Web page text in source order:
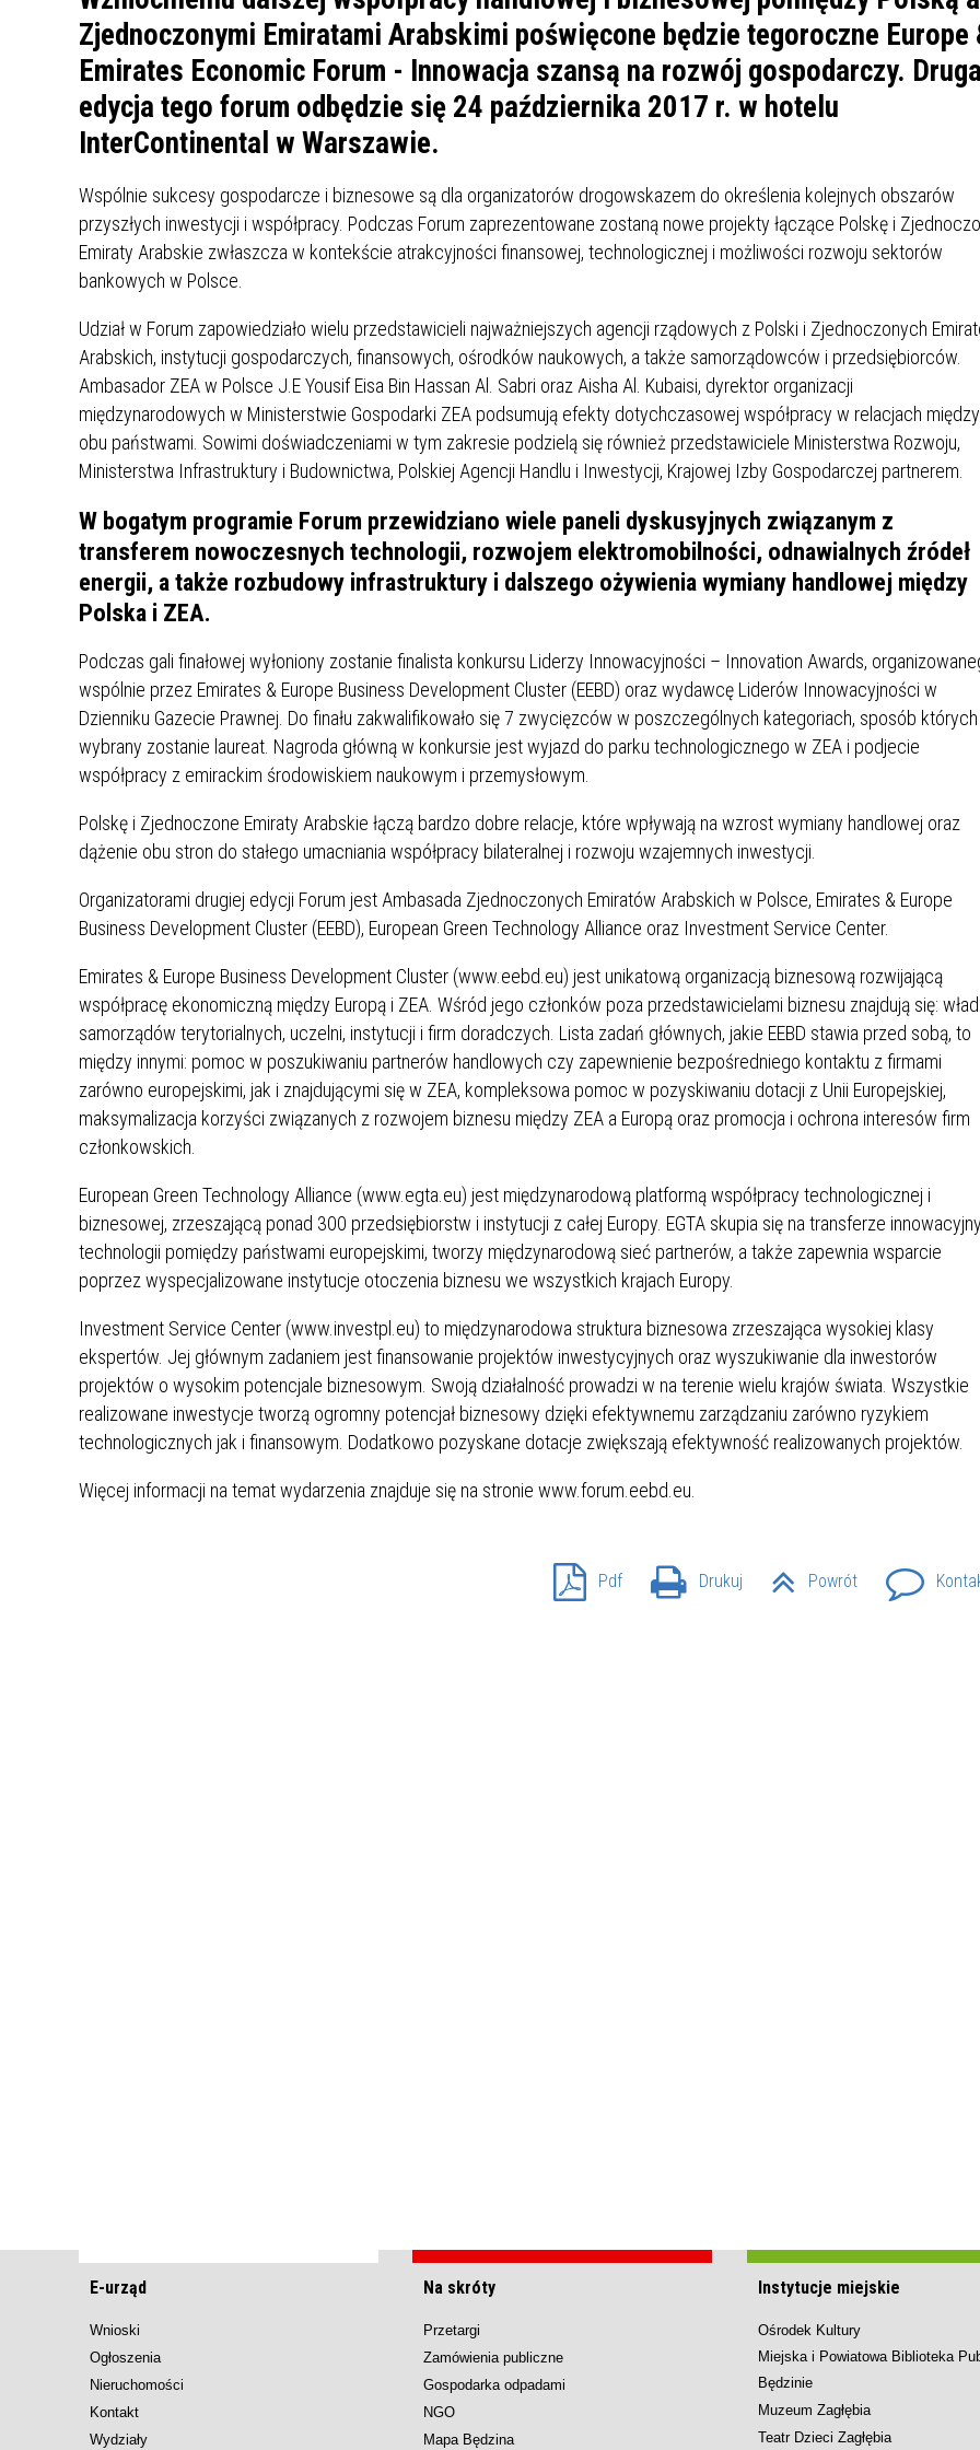
KARTA DUŻEJ RODZINY OFERTY PRACY
PROGRAM WSPARCIA
3+ GÓRĄ!"
AKTYWIZACJA SPOŁECZNO–
ZAWODOWA OSÓB
PLAN OGÓLNY BĘDZIŃSKA KARTA SENIORA
PODATKI LOKALNE –
PODSTAWOWE INFORMACJE,
STAWKI I FORMULARZE
KAMPANIA EDUKACYJNO-
EKOLOGICZNA W RAMACH
PROJEKTU ZAGŁĘBIOWSKI PARK
REJESTR DANYCH
KONTAKTOWYCH (RDK)
INFORMACJE ZUS INFORMACJE MOPS BĘDZIN INFORMACJE ARIMR
INFORMACJE KRUS URZĄD SKARBOWY
INFORMACJE DOTYCZĄCE
TRANSPLANTACJI
SZANSA – FORMY AKTYWNEGO
WSPARCIA OBSZARU
ZREWITALIZOWANEGO
MŁODZIEŻOWA RADA MIASTA
BĘDZINA
WYKAZ ZWIERZĄT
Z TERENU MIASTA
SPORTOWCA
ALKOHOLU
WYGLĄDA PRACA W NGO?
PORADY OD PRACA.PL
PROJEKT EKOLIDERKI
WZMOCNIENIE PROCESU
SPRAWIEDLIWEJ TRANSFORMACJI
ŚLĄSKA
PRACA W WOJSKU JAKO
INFORMATYK – JAK ZOSTAĆ?
WYMAGANIA, ZAROBKI
BEZPŁATNY PORADNIK DLA
„METROPOLIA. PRZEZ PRYZMAT
WODY”
KONKURSU O NAGRODĘ
PRZEWODNICZĄCEGO KOMISJI
NAJLEPSZĄ PRACĘ DOKTORSKĄ Z
ZAKRESU RYNKU FINANSOWEGO
CENTRUM ZARZĄDZANIA
RUCHEM
WAŻNA INFORMACJA - DOT.
PRZEPROWADZENIA OCENY
RYZYKA WEWNĘTRZNEGO
SYSTEMU WODOCIĄGOWEGO
UCZNIÓW
DLA WYRÓŻNIAJĄCYCH SIĘ
UCZNIÓW
AWANS ZAWODOWY NAUCZYCIELI
ZAKŁADANIE PLACÓWEK
NIEPUBLICZNYCH
DOFINANSOWANIE
KSZTAŁCENIA
STYPENDIUM MIASTA BĘDZINA
PAŃSTWOWA SZKOŁA MUZYCZNA
I ST. IM. FRYDERYKA CHOPINA
ZADANIA DOFINANSOWANE
BUDŻETU PAŃSTWA
DOTACJE DLA NIEPUBLICZNYCH
SZKÓŁ I PRZEDSZKOLI W
BĘDZINIE
MIĘDZYZAKŁADOWA KASA
PRACOWNIKÓW OŚWIATY
DOFINANSOWANIE
FUNDUSZU OCHRONY
ŚRODOWISKA I GOSPODARKI
WODNEJ W KATOWICACH
POMOC ZDROWOTNA DLA
NAUCZYCIELI
„PRZYJAZNA SZKOŁA” RZĄDOWY
PROGRAM WYRÓWNYWANIA
SZANS EDUKACYJNYCH DZIECI I
W LATACH 2025-2027
KONKURSY NA STANOWISKO
DYREKTORA
Zjednoczonymi Emiratami Arabskimi poświęcone będzie tegoroczne Europe
Emirates Economic Forum - Innowacja szansą na rozwój gospodarczy. Druga
edycja tego forum odbędzie się 24 października 2017 r. w hotelu
InterContinental w Warszawie.
Wspólnie sukcesy gospodarcze i biznesowe są dla organizatorów drogowskazem do określenia kolejnych obszarów
przyszłych inwestycji i współpracy. Podczas Forum zaprezentowane zostaną nowe projekty łączące Polskę i
Emiraty Arabskie zwłaszcza w kontekście atrakcyjności finansowej, technologicznej i możliwości rozwoju sektorów
bankowych w Polsce.
Udział w Forum zapowiedziało wielu przedstawicieli najważniejszych agencji rządowych z Polski i Zjednoczonych
Arabskich, instytucji gospodarczych, finansowych, ośrodków naukowych, a także samorządowców i przedsiębiorców.
Ambasador ZEA w Polsce J.E Yousif Eisa Bin Hassan Al. Sabri oraz Aisha Al. Kubaisi, dyrektor organizacji
międzynarodowych w Ministerstwie Gospodarki ZEA podsumują efekty dotychczasowej współpracy w relacjach między
obu państwami. Sowimi doświadczeniami w tym zakresie podzielą się również przedstawiciele Ministerstwa Rozwoju,
Ministerstwa Infrastruktury i Budownictwa, Polskiej Agencji Handlu i Inwestycji, Krajowej Izby Gospodarczej partnerem.
W bogatym programie Forum przewidziano wiele paneli dyskusyjnych związanym z
transferem nowoczesnych technologii, rozwojem elektromobilności, odnawialnych źródeł
energii, a także rozbudowy infrastruktury i dalszego ożywienia wymiany handlowej między
Polska i ZEA.
Podczas gali finałowej wyłoniony zostanie finalista konkursu Liderzy Innowacyjności – Innovation Awards,
wspólnie przez Emirates & Europe Business Development Cluster (EEBD) oraz wydawcę Liderów Innowacyjności w
Dzienniku Gazecie Prawnej. Do finału zakwalifikowało się 7 zwycięzców w poszczególnych kategoriach, sposób których
wybrany zostanie laureat. Nagroda główną w konkursie jest wyjazd do parku technologicznego w ZEA i podjecie
współpracy z emirackim środowiskiem naukowym i przemysłowym.
Polskę i Zjednoczone Emiraty Arabskie łączą bardzo dobre relacje, które wpływają na wzrost wymiany handlowej oraz
dążenie obu stron do stałego umacniania współpracy bilateralnej i rozwoju wzajemnych inwestycji.
Organizatorami drugiej edycji Forum jest Ambasada Zjednoczonych Emiratów Arabskich w Polsce, Emirates & Europe
Business Development Cluster (EEBD), European Green Technology Alliance oraz Investment Service Center.
Emirates & Europe Business Development Cluster (www.eebd.eu) jest unikatową organizacją biznesową rozwijającą
współpracę ekonomiczną między Europą i ZEA. Wśród jego członków poza przedstawicielami biznesu znajdują się:
samorządów terytorialnych, uczelni, instytucji i firm doradczych. Lista zadań głównych, jakie EEBD stawia przed sobą, to
między innymi: pomoc w poszukiwaniu partnerów handlowych czy zapewnienie bezpośredniego kontaktu z firmami
zarówno europejskimi, jak i znajdującymi się w ZEA, kompleksowa pomoc w pozyskiwaniu dotacji z Unii Europejskiej,
maksymalizacja korzyści związanych z rozwojem biznesu między ZEA a Europą oraz promocja i ochrona interesów firm
członkowskich.
European Green Technology Alliance (www.egta.eu) jest międzynarodową platformą współpracy technologicznej i
biznesowej, zrzeszającą ponad 300 przedsiębiorstw i instytucji z całej Europy. EGTA skupia się na transferze
technologii pomiędzy państwami europejskimi, tworzy międzynarodową sieć partnerów, a także zapewnia wsparcie
poprzez wyspecjalizowane instytucje otoczenia biznesu we wszystkich krajach Europy.
Investment Service Center (www.investpl.eu) to międzynarodowa struktura biznesowa zrzeszająca wysokiej klasy
ekspertów. Jej głównym zadaniem jest finansowanie projektów inwestycyjnych oraz wyszukiwanie dla inwestorów
projektów o wysokim potencjale biznesowym. Swoją działalność prowadzi w na terenie wielu krajów świata. Wszystkie
realizowane inwestycje tworzą ogromny potencjał biznesowy dzięki efektywnemu zarządzaniu zarówno ryzykiem
technologicznych jak i finansowym. Dodatkowo pozyskane dotacje zwiększają efektywność realizowanych projektów.
Więcej informacji na temat wydarzenia znajduje się na stronie www.forum.eebd.eu.
Pdf Drukuj Powrót
E-urząd
Wnioski
Ogłoszenia
Nieruchomości
Kontakt
Wydziały
Na skróty
Przetargi
Zamówienia publiczne
Gospodarka odpadami
NGO
Mapa Będzina
Instytucje miejskie
Ośrodek Kultury
Miejska i Powiatowa Biblioteka
Będzinie
Muzeum Zagłębia
Teatr Dzieci Zagłębia